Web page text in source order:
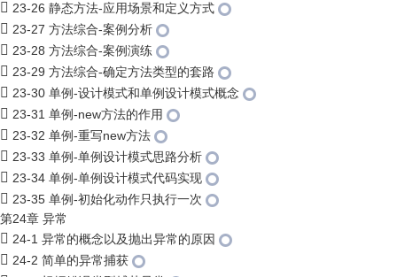
23-26 静态方法-应用场景和定义方式
23-27 方法综合-案例分析
23-28 方法综合-案例演练
23-29 方法综合-确定方法类型的套路
23-30 单例-设计模式和单例设计模式概念
23-31 单例-new方法的作用
23-32 单例-重写new方法
23-33 单例-单例设计模式思路分析
23-34 单例-单例设计模式代码实现
23-35 单例-初始化动作只执行一次
第24章 异常
24-1 异常的概念以及抛出异常的原因
24-2 简单的异常捕获